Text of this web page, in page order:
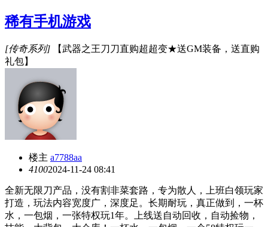
稀有手机游戏
[传奇系列] 【武器之王刀刀直购超超变★送GM装备，送直购
礼包】
楼主 a7788aa
41002024-11-24 08:41
全新无限刀产品，没有割非菜套路，专为散人，上班白领玩家
打造，玩法内容宽度广，深度足。长期耐玩，真正做到，一杯
水，一包烟，一张特权玩1年。上线送自动回收，自动捡物，